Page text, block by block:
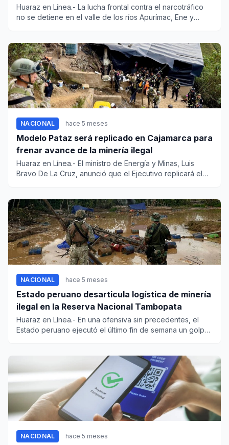
Huaraz en Línea.- La lucha frontal contra el narcotráfico
no se detiene en el valle de los ríos Apurímac, Ene y
NACIONAL hace 5 meses
Modelo Pataz será replicado en Cajamarca para
frenar avance de la minería ilegal
Huaraz en Línea.- El ministro de Energía y Minas, Luis
Bravo De La Cruz, anunció que el Ejecutivo replicará el
NACIONAL hace 5 meses
Estado peruano desarticula logística de minería
ilegal en la Reserva Nacional Tambopata
Huaraz en Línea.- En una ofensiva sin precedentes, el
Estado peruano ejecutó el último fin de semana un golpe
NACIONAL hace 5 meses